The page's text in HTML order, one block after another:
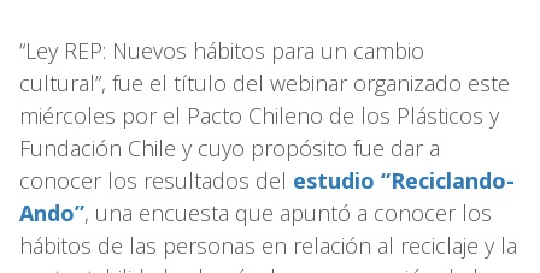
“Ley REP: Nuevos hábitos para un cambio
cultural”, fue el título del webinar organizado este
miércoles por el Pacto Chileno de los Plásticos y
Fundación Chile y cuyo propósito fue dar a
conocer los resultados del estudio “Reciclando-
Ando”, una encuesta que apuntó a conocer los
hábitos de las personas en relación al reciclaje y la